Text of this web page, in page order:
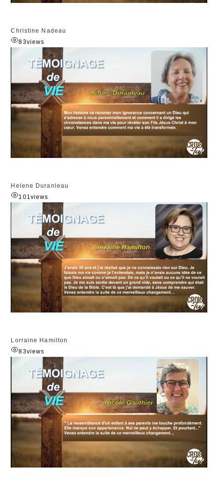
Christine Nadeau
83views
Helene Duranleau
101 views
Lorraine Hamilton
83views